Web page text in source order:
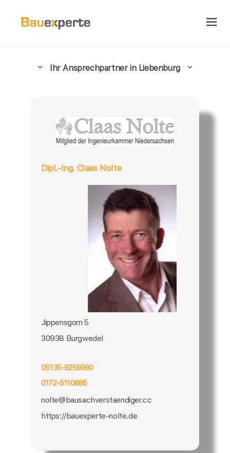
Ihr Ansprechpartner in Liebenburg
Dipl.-Ing. Claas Nolte
Jippensgorn 5
30938 Burgwedel
05135-9259990
0172-5110885
nolte@bausachverstaendiger.cc
https://bauexperte-nolte.de